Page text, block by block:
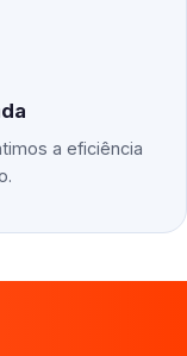
a eficiência